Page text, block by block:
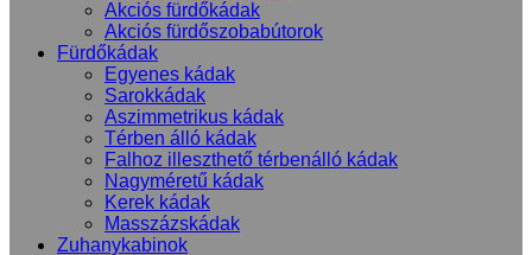
Akciós fürdőkádak
Akciós fürdőszobabútorok
Fürdőkádak
Egyenes kádak
Sarokkádak
Aszimmetrikus kádak
Térben álló kádak
Falhoz illeszthető térbenálló kádak
Nagyméretű kádak
Kerek kádak
Masszázskádak
Zuhanykabinok